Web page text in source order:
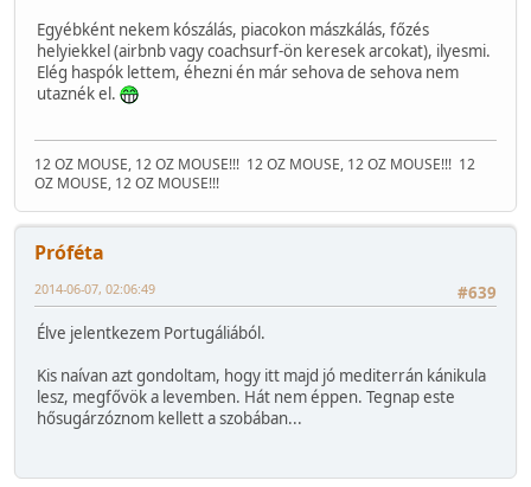
Egyébként nekem kószálás, piacokon mászkálás, főzés
helyiekkel (airbnb vagy coachsurf-ön keresek arcokat), ilyesmi.
Elég haspók lettem, éhezni én már sehova de sehova nem
utaznék el.
12 OZ MOUSE, 12 OZ MOUSE!!! 12 OZ MOUSE, 12 OZ MOUSE!!! 12
OZ MOUSE, 12 OZ MOUSE!!!
Próféta
#639
2014-06-07, 02:06:49
Élve jelentkezem Portugáliából.
Kis naívan azt gondoltam, hogy itt majd jó mediterrán kánikula
lesz, megfővök a levemben. Hát nem éppen. Tegnap este
hősugárzóznom kellett a szobában...